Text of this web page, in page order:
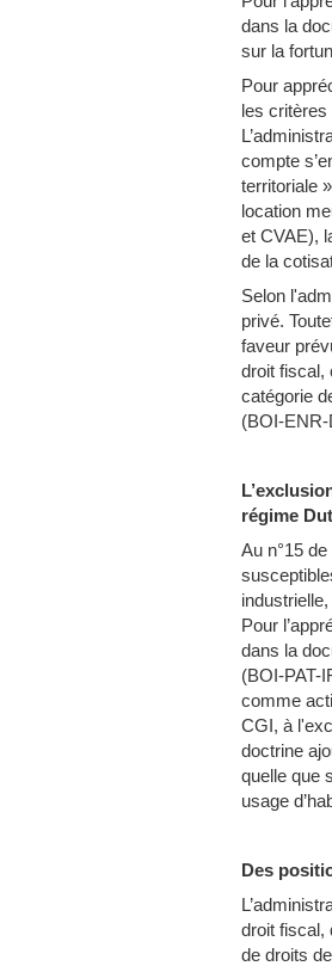
dans la
sur la
Pour
les critères
compte
territoriale
location
et CVAE),
de la
Selon
privé.
faveur
droit fiscal,
catégorie
(BOI-ENR-
régime
Au n°15
Pour
dans la
(BOI-PAT-
comme
CGI, à
doctrine
quelle que
usage
Des
droit fiscal,
de droits